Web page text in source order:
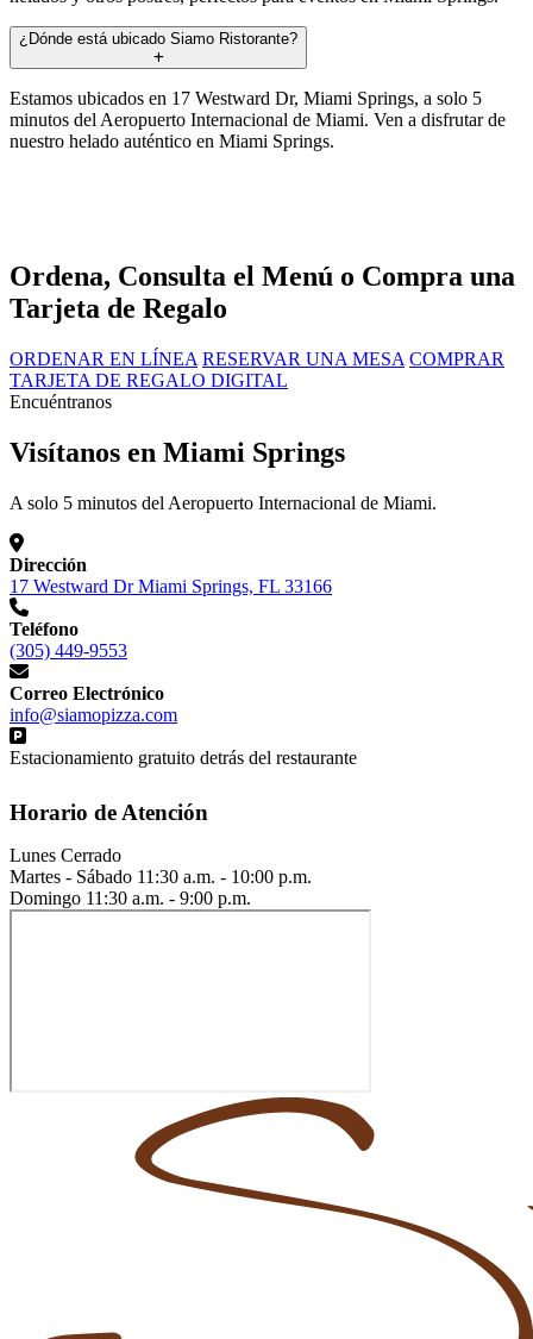
¿Dónde está ubicado Siamo Ristorante?
Estamos ubicados en 17 Westward Dr, Miami Springs, a solo 5
minutos del Aeropuerto Internacional de Miami. Ven a disfrutar de
nuestro helado auténtico en Miami Springs.
Ordena, Consulta el Menú o Compra una
Tarjeta de Regalo
ORDENAR EN LÍNEA RESERVAR UNA MESA COMPRAR
TARJETA DE REGALO DIGITAL
Encuéntranos
Visítanos en Miami Springs
A solo 5 minutos del Aeropuerto Internacional de Miami.
Dirección
17 Westward Dr Miami Springs, FL 33166
Teléfono
(305) 449-9553
Correo Electrónico
info@siamopizza.com
Estacionamiento gratuito detrás del restaurante
Horario de Atención
Lunes Cerrado
Martes - Sábado 11:30 a.m. - 10:00 p.m.
Domingo 11:30 a.m. - 9:00 p.m.